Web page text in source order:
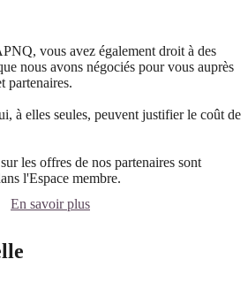
vous avez également droit à des
nous avons négociés pour vous auprès
partenaires.
à elles seules, peuvent justifier le coût de
les offres de nos partenaires sont
l'Espace membre.
En savoir plus